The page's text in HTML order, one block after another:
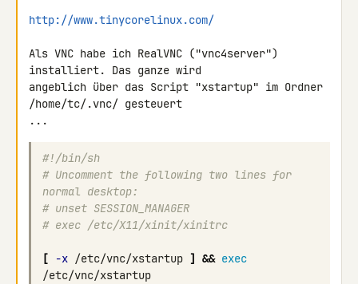
http://www.tinycorelinux.com/
Als VNC habe ich RealVNC ("vnc4server")
installiert. Das ganze wird
angeblich über das Script "xstartup" im Ordner
/home/tc/.vnc/ gesteuert
#!/bin/sh
# Uncomment the following two lines for
normal desktop:
# unset SESSION_MANAGER
# exec /etc/X11/xinit/xinitrc
[ -x /etc/vnc/xstartup ] && exec